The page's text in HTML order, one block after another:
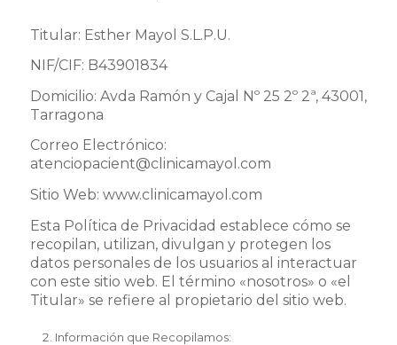
Titular: Esther Mayol S.L.P.U.
NIF/CIF: B43901834
Domicilio: Avda Ramón y Cajal Nº 25 2º 2ª, 43001,
Tarragona
Correo Electrónico:
atenciopacient@clinicamayol.com
Sitio Web: www.clinicamayol.com
Esta Política de Privacidad establece cómo se
recopilan, utilizan, divulgan y protegen los
datos personales de los usuarios al interactuar
con este sitio web. El término «nosotros» o «el
Titular» se refiere al propietario del sitio web.
Información que Recopilamos: